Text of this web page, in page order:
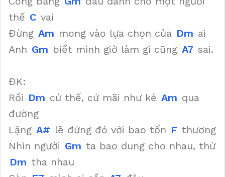
thế C vai
Đừng Am mong vào lựa chọn của Dm ai
Anh Gm biết mình giờ làm gì cũng A7 sai.
ĐK:
Rồi Dm cứ thế, cứ mãi như kẻ Am qua
đường
Lặng A# lẽ đứng đó với bao tổn F thương
Nhìn người Gm ta bao dung cho nhau, thứ
Dm tha nhau